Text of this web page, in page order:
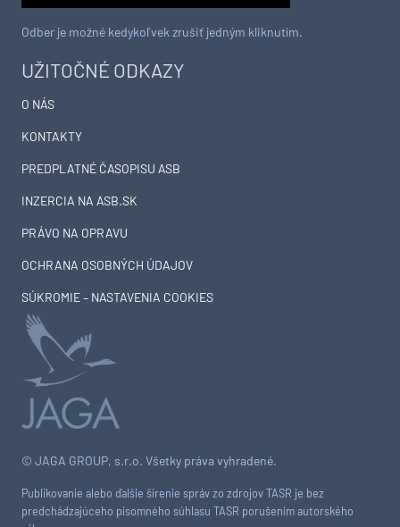
© JAGA GROUP, s.r.o. Všetky práva vyhradené.
Publikovanie alebo ďalšie šírenie správ zo zdrojov TASR je bez
predchádzajúceho písomného súhlasu TASR porušením autorského
UŽITOČNÉ ODKAZY
O NÁS
KONTAKTY
PREDPLATNÉ ČASOPISU ASB
INZERCIA NA ASB.SK
PRÁVO NA OPRAVU
OCHRANA OSOBNÝCH ÚDAJOV
SÚKROMIE – NASTAVENIA COOKIES
Odber je možné kedykoľvek zrušiť jedným kliknutím.